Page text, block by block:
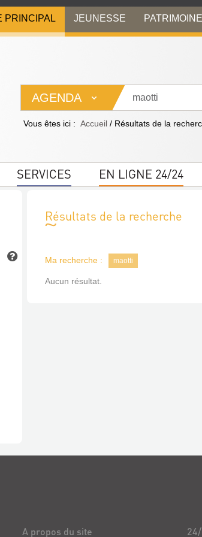
PRINCIPAL JEUNESSE PATRIMOINE
AGENDA
Vous êtes ici : Accueil / Résultats de la
SERVICES EN LIGNE 24/24
Résultats de la recherche
Ma recherche : maotti
Aucun résultat.
A propos du site